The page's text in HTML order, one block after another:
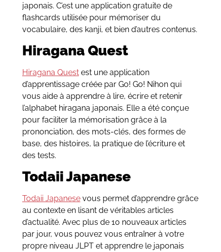
japonais. C’est une application gratuite de
flashcards utilisée pour mémoriser du
vocabulaire, des kanji, et bien d’autres contenus.
Hiragana Quest
Hiragana Questest une application
d’apprentissage créée par Go! Go! Nihon qui
vous aide à apprendre à lire, écrire et retenir
l’alphabet hiragana japonais. Elle a été conçue
pour faciliter la mémorisation grâce à la
prononciation, des mots-clés, des formes de
base, des histoires, la pratique de l’écriture et
des tests.
Todaii Japanese
Todaii Japanesevous permet d’apprendre grâce
au contexte en lisant de véritables articles
d’actualité. Avec plus de 10 nouveaux articles
par jour, vous pouvez vous entraîner à votre
propre niveau JLPT et apprendre le japonais